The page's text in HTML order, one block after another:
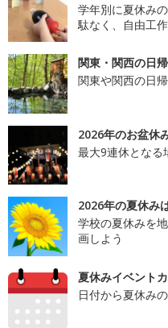
学年別に夏休み
駄なく、自由工
関東・関西の日
関東や関西の日
2026年のお盆休
最大9連休となる
2026年の夏休み
学校の夏休みを
画しよう
夏休みイベント
日付から夏休み